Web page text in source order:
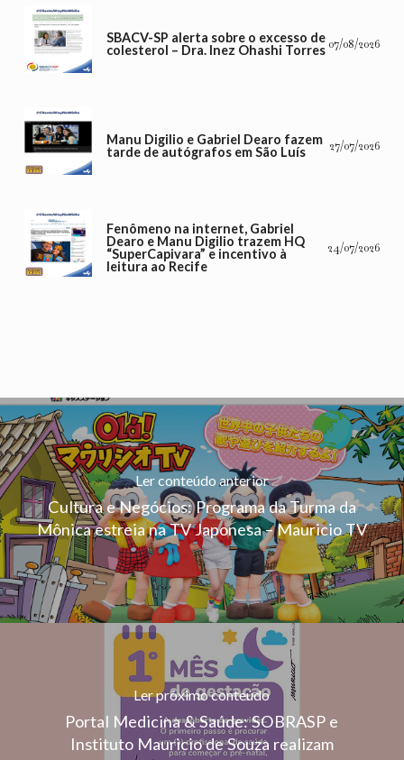
SBACV-SP alerta sobre o excesso de
colesterol – Dra. Inez Ohashi Torres 07/08/2026
Manu Digilio e Gabriel Dearo fazem
tarde de autógrafos em São Luís
27/07/2026
Fenômeno na internet, Gabriel
Dearo e Manu Digilio trazem HQ
“SuperCapivara” e incentivo à
leitura ao Recife
24/07/2026
Ler conteúdo anterior
Cultura e Negócios: Programa da Turma da
Mônica estreia na TV Japonesa – Mauricio TV
Ler próximo conteúdo
Portal Medicina & Saúde: SOBRASP e
Instituto Mauricio de Souza realizam